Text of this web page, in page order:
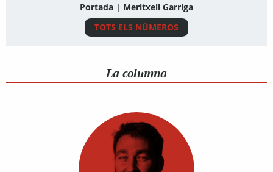
Portada | Meritxell Garriga
TOTS ELS NÚMEROS
La columna